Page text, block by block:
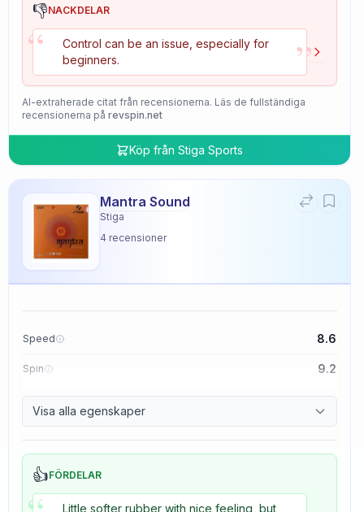
👎NACKDELAR
“
Control can be an issue, especially for
beginners.
”
AI-extraherade citat från recensionerna. Läs de fullständiga
recensionerna på revspin.net
Köp från Stiga Sports
Mantra Sound
Stiga
4 recensioner
Speed 8.6
Spin 9.2
Control 9.4
Tackiness 2.0
Visa alla egenskaper
👍FÖRDELAR
Little softer rubber with nice feeling, but